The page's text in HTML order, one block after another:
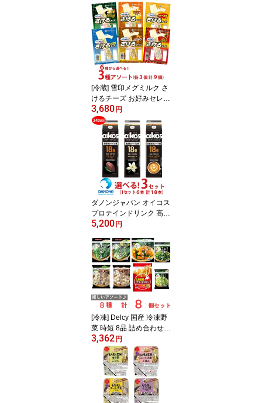
ソートセット
[冷蔵] 雪印メグミルク さ
けるチーズ お好みセレク
ト！（全6種類） 各種3
個×3セット 計9個
3,680 円
ダノンジャパン オイコス
プロテインドリンク 高吸
収タンパク質18g お好み
ット 計18本
5,200 円
[冷凍] Delcy 国産 冷凍野
菜 時短 8品 詰め合わせ
セット
3,362 円